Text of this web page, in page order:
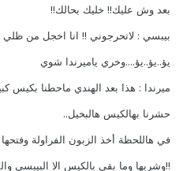
بعد وش عليك!! خليك بحالك!!
بيبسي : لاتحرجوني !! انا اخجل من ظلي
يؤ..يؤ..يؤ....وخري ياميرندا شوي
ميرندا : هذا بعد الهندي ماحطنا بكيس
حشرنا بهالكيس هالبخيل..
في هاللحظة أخذ الزبون الفراولة وفتحها
!!وشربها وما بقي بالكيس الا البيبسي